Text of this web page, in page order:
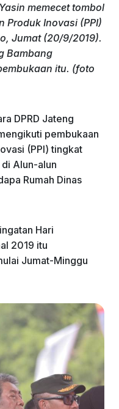
ai
l
ar
e
memecet tombol
Produk Inovasi (PPI)
Jumat (20/9/2019).
Bambang
itu. (foto
DPRD Jateng
pembukaan
(PPI) tingkat
Alun-alun
Rumah Dinas
Hari
2019 itu
Jumat-Minggu